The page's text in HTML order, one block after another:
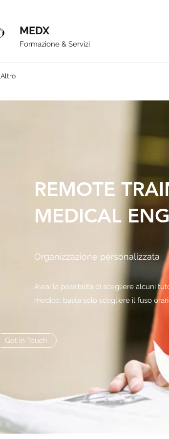
MEDX
Formazione & Servizi
Altro
REMOTE
MEDICAL
Organizzazione personalizzata
Avrai la possibilità di scegliere alcuni
medico, basta solo scegliere il fuso
Get in Touch